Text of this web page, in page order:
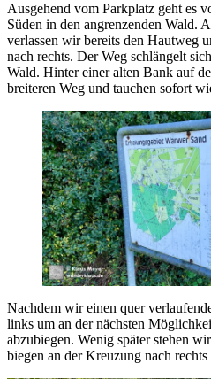
Ausgehend vom Parkplatz geht es
Süden in den angrenzenden Wald.
verlassen wir bereits den Hautweg
nach rechts. Der Weg schlängelt
Wald. Hinter einer alten Bank auf
breiteren Weg und tauchen sofort
Nachdem wir einen quer
links um an der nächsten
abzubiegen. Wenig später stehen
biegen an der Kreuzung nach rechts